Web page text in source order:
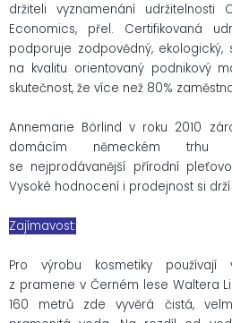
držiteli vyznamenání udržitelnosti
Economics, přel. Certifikovaná
podporuje zodpovědný, ekologický,
na kvalitu orientovaný podnikový
skutečnost, že více než 80%
Annemarie Börlind v roku 2010
domácím německém
se nejprodávanější přírodní
Vysoké hodnocení i prodejnost si
Zajímavost:
Pro výrobu kosmetiky používají
z pramene v Černém lese Waltera
160 metrů zde vyvěrá čistá,